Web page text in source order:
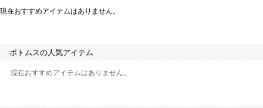
現在おすすめアイテムはありません。
ボトムスの人気アイテム
現在おすすめアイテムはありません。